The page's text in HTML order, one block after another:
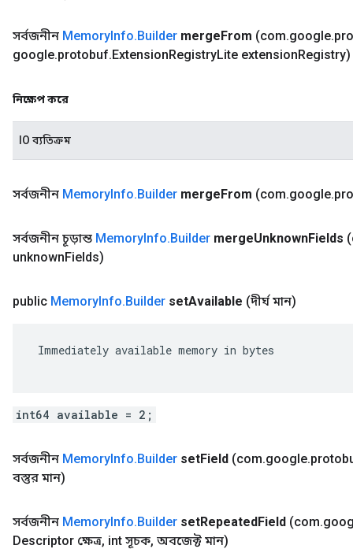
সর্বজনীন MemoryInfo.Builder mergeFrom (com.google.
google.protobuf.ExtensionRegistryLite extensionRegistry)
নিক্ষেপ করে
IO ব্যতিক্রম
সর্বজনীন MemoryInfo.Builder mergeFrom (com.google.
সর্বজনীন চূড়ান্ত MemoryInfo.Builder mergeUnknownFields
unknownFields)
public MemoryInfo.Builder setAvailable (দীর্ঘ মান)
Immediately available memory in bytes
int64 available = 2;
সর্বজনীন MemoryInfo.Builder setField (com.google.
বস্তুর মান)
সর্বজনীন MemoryInfo.Builder setRepeatedField (com.
Descriptor ক্ষেত্র, int সূচক, অবজেক্ট মান)